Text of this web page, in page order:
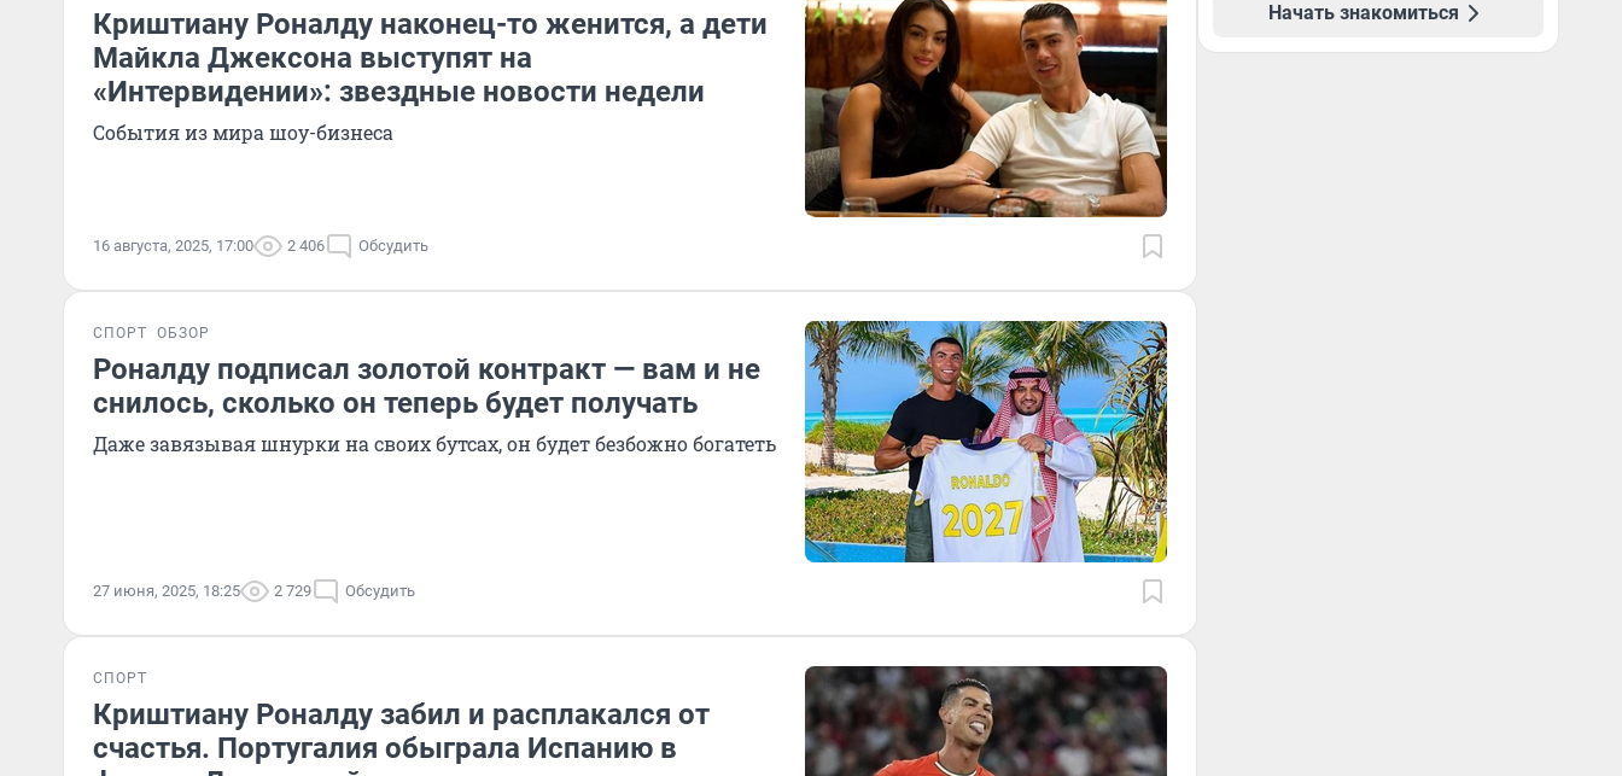
Криштиану Роналду наконец-то женится, а дети
Майкла Джексона выступят на
«Интервидении»: звездные новости недели
События из мира шоу-бизнеса
16 августа, 2025, 17:00 2 406 Обсудить
СПОРТ ОБЗОР
Роналду подписал золотой контракт — вам и не
снилось, сколько он теперь будет получать
Даже завязывая шнурки на своих бутсах, он будет безбожно богатеть
27 июня, 2025, 18:25 2 729 Обсудить
СПОРТ
Криштиану Роналду забил и расплакался от
счастья. Португалия обыграла Испанию в
Начать знакомиться